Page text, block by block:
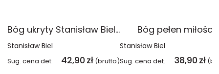
Bóg ukryty Stanisław Biel SJ. Droga Jezusa
Stanisław Biel
Sug. cena det. 42,90 zł (brutto)
Bóg pełen miłości
Stanisław Biel
Sug. cena det. 38,90 zł